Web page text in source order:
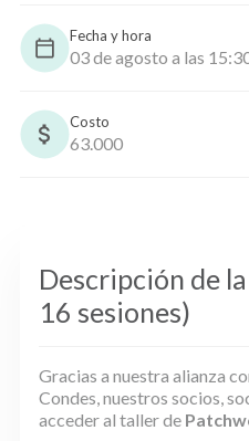
Fecha y hora
03 de agosto a las
Costo
63.000
Descripción de
16 sesiones)
Gracias a nuestra alianza
Condes, nuestros socios,
acceder al taller de